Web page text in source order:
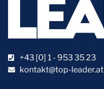
+43 [0] 1 - 953 35 23
kontakt@top-leader.at